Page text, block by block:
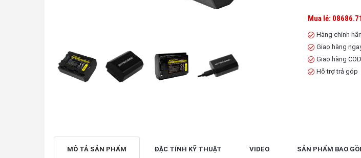
Mua lẻ:
Hàng chính
Giao hàng
Giao hàng
Hỗ trợ trả góp
MÔ TẢ SẢN PHẨM ĐẶC TÍNH KỸ THUẬT VIDEO SẢN PHẨM BAO